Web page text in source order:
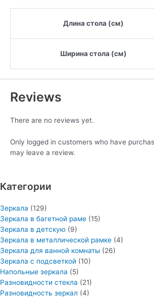
Длина стола (см)
Ширина стола (см)
Reviews
There are no reviews yet.
Only logged in customers who have
may leave a review.
Категории
Зеркала (129)
Зеркала в багетной раме (15)
Зеркала в детскую (9)
Зеркала в металлической рамке (4)
Зеркала для ванной комнаты (26)
Зеркала с подсветкой (10)
Напольные зеркала (5)
Разновидности стекла (21)
Разновидность зеркал (4)